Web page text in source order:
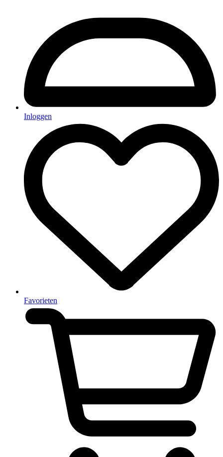
Inloggen
Favorieten